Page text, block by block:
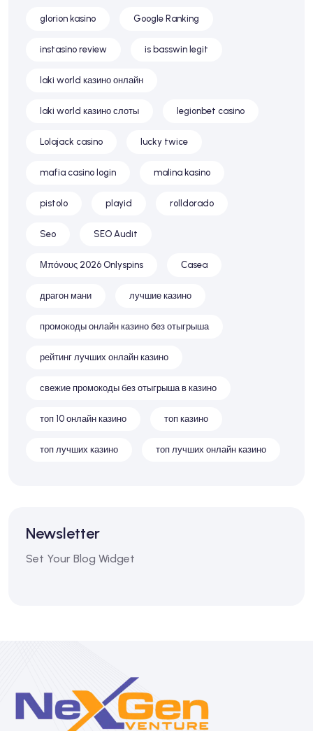
glorion kasino Google Ranking
instasino review is basswin legit
laki world казино онлайн
laki world казино слоты legionbet casino
Lolajack casino lucky twice
mafia casino login malina kasino
pistolo playid rolldorado
Seo SEO Audit
Μπόνους 2026 Onlyspins Сasea
драгон мани лучшие казино
промокоды онлайн казино без отыгрыша
рейтинг лучших онлайн казино
свежие промокоды без отыгрыша в казино
топ 10 онлайн казино топ казино
топ лучших казино топ лучших онлайн казино
Newsletter
Set Your Blog Widget